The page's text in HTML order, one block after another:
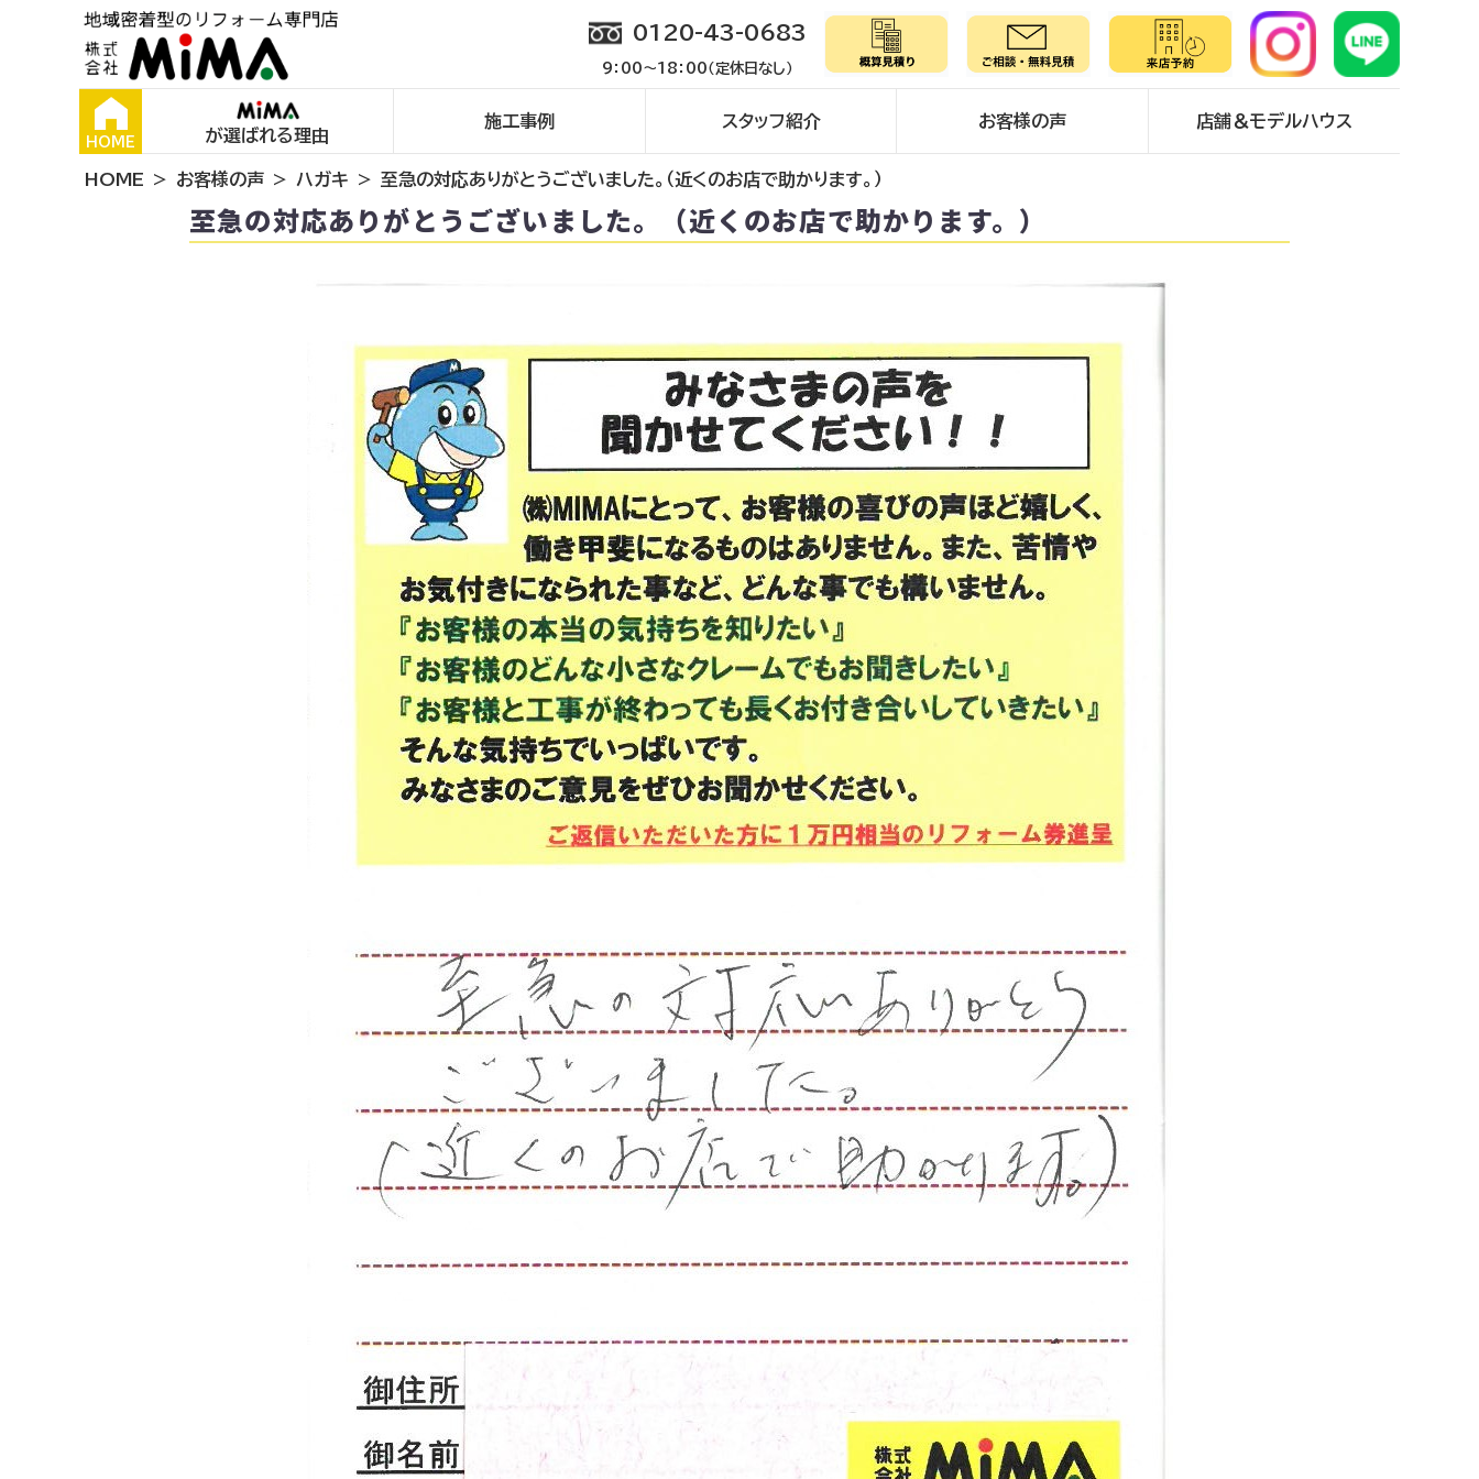
0120-43-0683
9：00～18：00（定休日なし）
HOME が選ばれる理由
施工事例 スタッフ紹介 お客様の声 店舗＆モデルハウス
HOME お客様の声 ハガキ 至急の対応ありがとうございました。（近くのお店で助かります。）
至急の対応ありがとうございました。（近くのお店で助かります。）